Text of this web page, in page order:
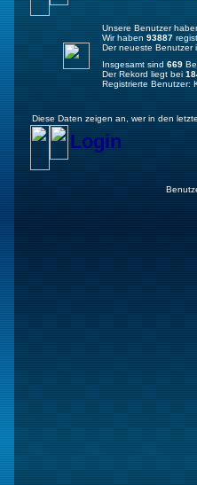
Unsere Benutzer
Wir haben 93887
Der neueste Benutzer
Insgesamt sind 669
Der Rekord liegt bei
Registrierte Benutzer:
Diese Daten zeigen an, wer in den
Login